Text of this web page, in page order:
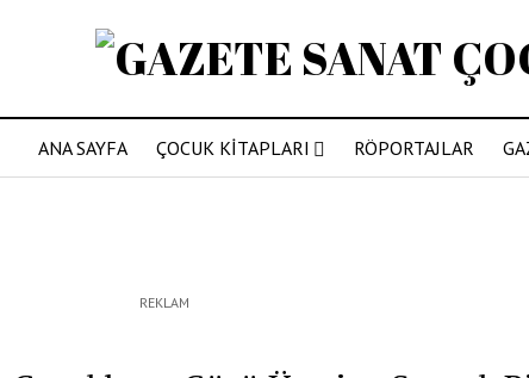
ANA SAYFA ÇOCUK KİTAPLARI RÖPORTAJLAR
REKLAM